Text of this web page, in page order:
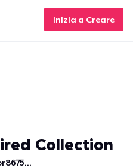
Inizia a Creare
Collection